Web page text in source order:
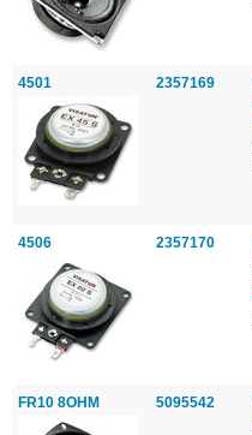
4501 2357169
4506 2357170
FR10 8OHM 5095542